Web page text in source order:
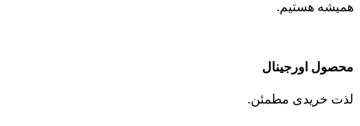
همیشه هستیم.
محصول اورجینال
لذت خریدی مطمئن.